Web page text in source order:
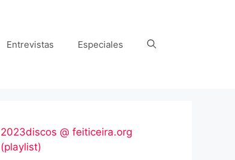
Entrevistas Especiales
2023discos @ feiticeira.org
(playlist)